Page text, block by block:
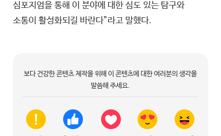
심포지엄을 통해 이 분야에 대한 심도 있는 탐구와
소통이 활성화되길 바란다”라고 말했다.
보다 건강한 콘텐츠 제작을 위해 이 콘텐츠에 대한 여러분의 생각을
말씀해 주세요.